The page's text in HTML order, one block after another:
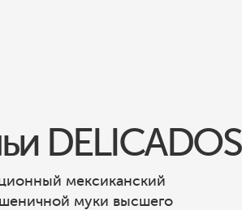
DELICADOS
мексиканский
муки высшего